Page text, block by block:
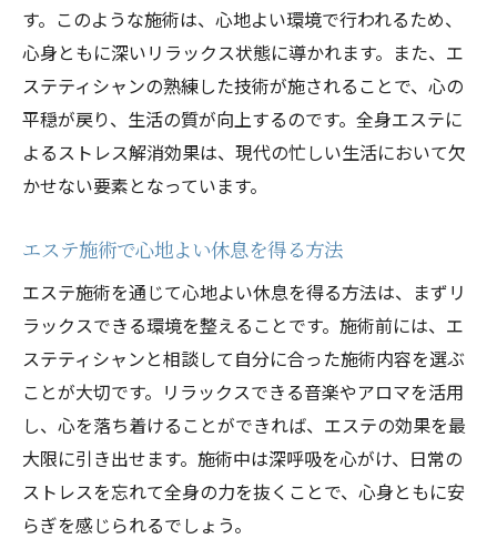
エステを通じた疲労解消とエネルギーの再
生
エステで感じる新たな活力の源
エステティシャンが教える心と体のリフレッシ
ュ術
エステティシャンが提案する日常のリフレ
心身をリフレッシュするためのエステの活
用法
エステティシャンおすすめのセルフケア方
法
エステのプロが教えるリラクゼーションの
コツ
エステ施術で学ぶ心と体の調和の取り方
エステティシャンの指導による心身の健康
す。このような施術は、心地よい環境で行われるため、
心身ともに深いリラックス状態に導かれます。また、エ
ステティシャンの熟練した技術が施されることで、心の
平穏が戻り、生活の質が向上するのです。全身エステに
よるストレス解消効果は、現代の忙しい生活において欠
かせない要素となっています。
エステ施術で心地よい休息を得る方法
エステ施術を通じて心地よい休息を得る方法は、まずリ
ラックスできる環境を整えることです。施術前には、エ
ステティシャンと相談して自分に合った施術内容を選ぶ
ことが大切です。リラックスできる音楽やアロマを活用
し、心を落ち着けることができれば、エステの効果を最
大限に引き出せます。施術中は深呼吸を心がけ、日常の
ストレスを忘れて全身の力を抜くことで、心身ともに安
らぎを感じられるでしょう。